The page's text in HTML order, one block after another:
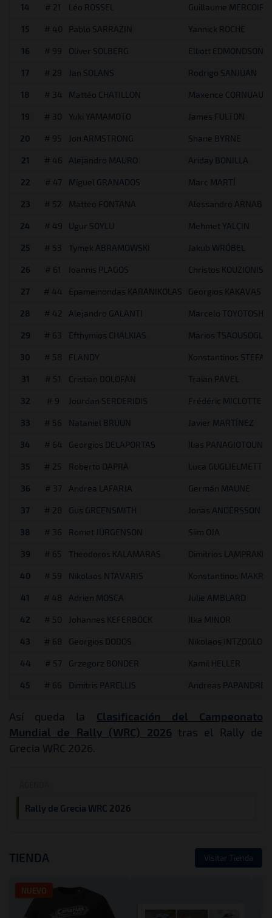
14 # 21 Léo ROSSEL Guillaume
15 # 40 Pablo SARRAZIN Yannick ROCHE
16 # 99 Oliver SOLBERG Elliott EDMONDSON
17 # 29 Jan SOLANS Rodrigo SANJUAN
18 # 34 Mattéo CHATILLON Maxence CORNUAU
19 # 30 Yuki YAMAMOTO James FULTON
20 # 95 Jon ARMSTRONG Shane BYRNE
21 # 46 Alejandro MAURO Ariday BONILLA
22 # 47 Miguel GRANADOS Marc MARTÍ
23 # 52 Matteo FONTANA Alessandro
24 # 49 Ugur SOYLU Mehmet YALÇIN
25 # 53 Tymek ABRAMOWSKI Jakub WRÓBEL
26 # 61 Ioannis PLAGOS Christos KOUZIONIS
27 # 44 Epameinondas KARANIKOLAS Georgios KAKAVAS
28 # 42 Alejandro GALANTI Marcelo TOYOTOSHI
29 # 63 Efthymios CHALKIAS Marios
30 # 58 FLANDY Konstantinos
31 # 51 Cristian DOLOFAN Traian PAVEL
32 # 9 Jourdan SERDERIDIS Frédéric MICLOTTE
33 # 56 Nataniel BRUUN Javier MARTÍNEZ
34 # 64 Georgios DELAPORTAS Ilias PANAGIOTOUNIS
35 # 25 Roberto DAPRÀ Luca GUGLIELMETTI
36 # 37 Andrea LAFARJA Germán MAUNE
37 # 28 Gus GREENSMITH Jonas ANDERSSON
38 # 36 Romet JÜRGENSON Siim OJA
39 # 65 Theodoros KALAMARAS Dimitrios LAMPRAKIS
40 # 59 Nikolaos NTAVARIS Konstantinos MAKRIS
41 # 48 Adrien MOSCA Julie AMBLARD
42 # 50 Johannes KEFERBÖCK Ilka MINOR
43 # 68 Georgios DODOS Nikolaos INTZOGLOU
44 # 57 Grzegorz BONDER Kamil HELLER
45 # 66 Dimitris PARELLIS Andreas
Así queda la Clasificación del Campeonato
Mundial de Rally (WRC) 2026 tras el Rally de
Grecia WRC 2026.
Rally de Grecia WRC 2026
TIENDA Visitar Tienda
NUEVO